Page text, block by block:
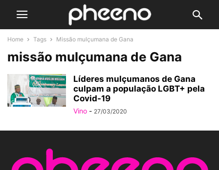
Home Tags Missão mulçumana de Gana
missão mulçumana de Gana
Líderes mulçumanos de Gana
culpam a população LGBT+ pela
Covid-19
Vino - 27/03/2020